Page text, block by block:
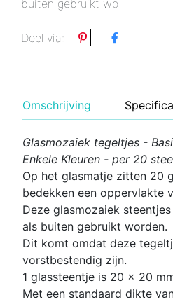
buiten gebruikt wo
Deel via:
Omschrijving
Glasmozaiek tegeltjes -
Enkele Kleuren - per 20
Op het glasmatje zitten 20
bedekken een oppervlakte
Deze glasmozaiek
als buiten gebruikt worden.
Dit komt omdat deze
vorstbestendig zijn.
1 glassteentje is 20 x 20
Met een standaard dikte